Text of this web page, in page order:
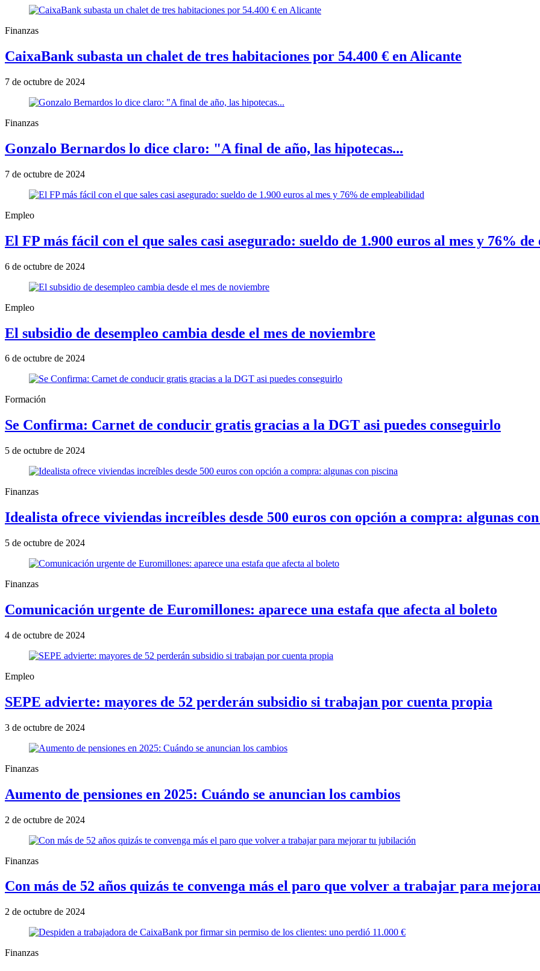
Finanzas
CaixaBank subasta un chalet de tres habitaciones por 54.400 € en Alicante
7 de octubre de 2024
Finanzas
Gonzalo Bernardos lo dice claro: "A final de año, las hipotecas...
7 de octubre de 2024
Empleo
El FP más fácil con el que sales casi asegurado: sueldo de 1.900 euros al mes y 76%
6 de octubre de 2024
Empleo
El subsidio de desempleo cambia desde el mes de noviembre
6 de octubre de 2024
Formación
Se Confirma: Carnet de conducir gratis gracias a la DGT asi puedes conseguirlo
5 de octubre de 2024
Finanzas
Idealista ofrece viviendas increíbles desde 500 euros con opción a compra: algunas
5 de octubre de 2024
Finanzas
Comunicación urgente de Euromillones: aparece una estafa que afecta al boleto
4 de octubre de 2024
Empleo
SEPE advierte: mayores de 52 perderán subsidio si trabajan por cuenta propia
3 de octubre de 2024
Finanzas
Aumento de pensiones en 2025: Cuándo se anuncian los cambios
2 de octubre de 2024
Finanzas
Con más de 52 años quizás te convenga más el paro que volver a trabajar para
2 de octubre de 2024
Finanzas